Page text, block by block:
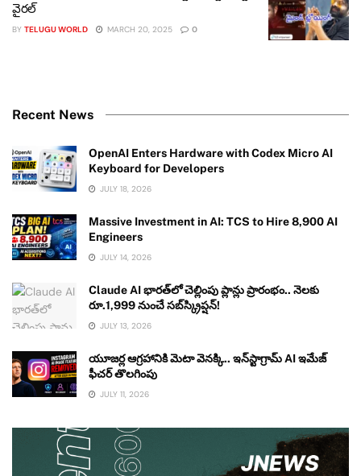
వైరల్
BY TELUGU WORLD MARCH 20, 2025 0
Recent News
OpenAI Enters Hardware with Codex Micro AI
Keyboard for Developers
JULY 18, 2026
Massive Investment in AI: TCS to Hire 8,900 AI
Engineers
JULY 14, 2026
Claude AI భారత్‌లో చెల్లింపు ప్లాన్లు ప్రారంభం.. నెలకు
రూ.1,999 నుంచే సబ్‌స్క్రిప్షన్!
JULY 13, 2026
యూజర్ల ఆగ్రహానికి మెటా వెనక్కి.. ఇన్‌స్టాగ్రామ్ AI ఇమేజ్
ఫీచర్ తొలగింపు
JULY 11, 2026